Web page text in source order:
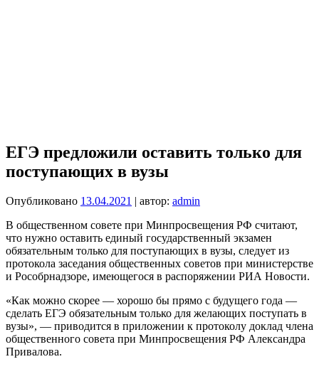
ЕГЭ предложили оставить только для
поступающих в вузы
Опубликовано 13.04.2021 | автор: admin
В общественном совете при Минпросвещения РФ считают,
что нужно оставить единый государственный экзамен
обязательным только для поступающих в вузы, следует из
протокола заседания общественных советов при министерстве
и Рособрнадзоре, имеющегося в распоряжении РИА Новости.
«Как можно скорее — хорошо бы прямо с будущего года —
сделать ЕГЭ обязательным только для желающих поступать в
вузы», — приводится в приложении к протоколу доклад члена
общественного совета при Минпросвещения РФ Александра
Привалова.